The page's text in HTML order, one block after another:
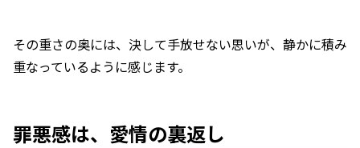
その重さの奥には、決して手放せない思いが、静かに積み
重なっているように感じます。
罪悪感は、愛情の裏返し